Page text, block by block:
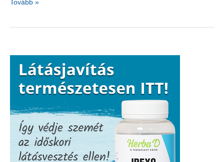
Két
szívroham
kockázatát
Tovább »